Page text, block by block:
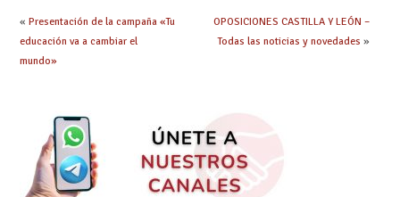
« Presentación de la campaña «Tu
educación va a cambiar el
mundo»
OPOSICIONES CASTILLA Y LEÓN –
Todas las noticias y novedades »